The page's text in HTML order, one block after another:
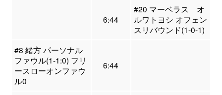
6:44
#20 マーベラス オ
ルワトヨシ オフェン
スリバウンド(1-0-1)
#8 緒方 パーソナル
ファウル(1-1:0) フリ
ースローオンファウ
ル0
6:44